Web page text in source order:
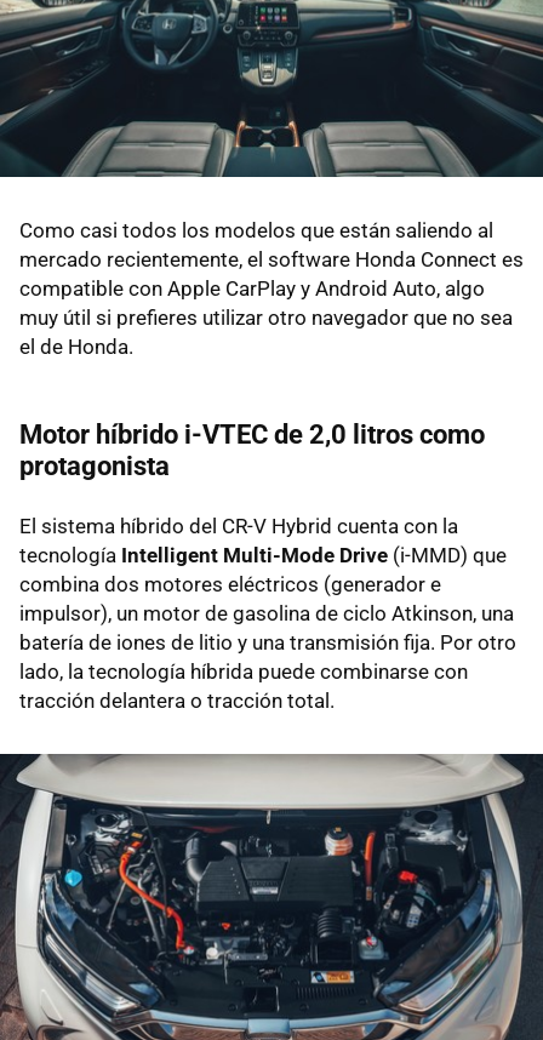
Como casi todos los modelos que están saliendo al
mercado recientemente, el software Honda Connect es
compatible con Apple CarPlay y Android Auto, algo
muy útil si prefieres utilizar otro navegador que no sea
el de Honda.
Motor híbrido i-VTEC de 2,0 litros como
protagonista
El sistema híbrido del CR-V Hybrid cuenta con la
tecnología Intelligent Multi-Mode Drive (i-MMD) que
combina dos motores eléctricos (generador e
impulsor), un motor de gasolina de ciclo Atkinson, una
batería de iones de litio y una transmisión fija. Por otro
lado, la tecnología híbrida puede combinarse con
tracción delantera o tracción total.